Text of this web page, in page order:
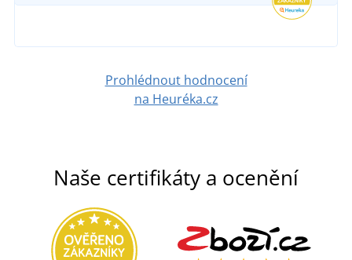
Prohlédnout hodnocení
na Heuréka.cz
Naše certifikáty a ocenění